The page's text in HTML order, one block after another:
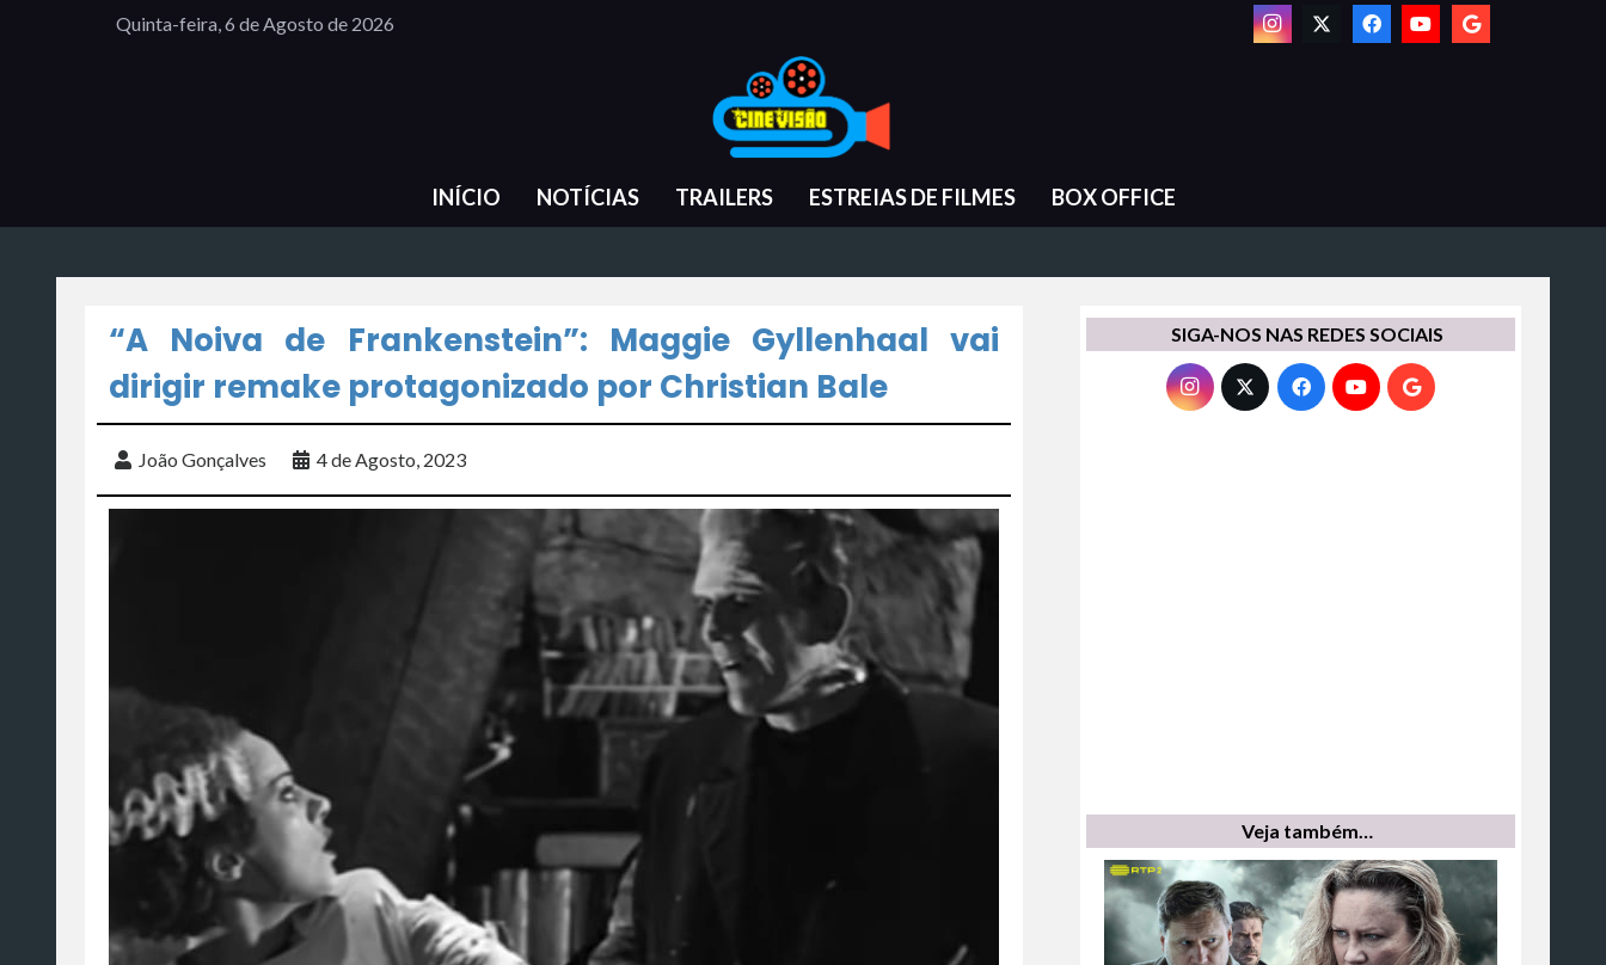
Quinta-feira, 6 de Agosto de 2026
INÍCIO NOTÍCIAS TRAILERS ESTREIAS DE FILMES BOX OFFICE
“A Noiva de Frankenstein”: Maggie Gyllenhaal vai
dirigir remake protagonizado por Christian Bale
João Gonçalves 4 de Agosto, 2023
SIGA-NOS NAS REDES SOCIAIS
Veja também…